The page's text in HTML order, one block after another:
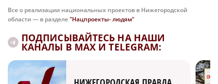
Все о реализации национальных проектов в Нижегородской
области — в разделе"Нацпроекты- людям"
ПОДПИСЫВАЙТЕСЬ НА НАШИ
КАНАЛЫ В MAX И TELEGRAM: